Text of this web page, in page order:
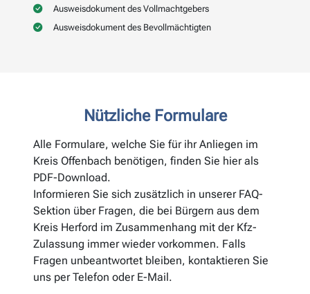
Ausweisdokument des Vollmachtgebers
Ausweisdokument des Bevollmächtigten
Nützliche Formulare
Alle Formulare, welche Sie für ihr Anliegen im
Kreis Offenbach benötigen, finden Sie hier als
PDF-Download.
Informieren Sie sich zusätzlich in unserer FAQ-
Sektion über Fragen, die bei Bürgern aus dem
Kreis Herford im Zusammenhang mit der Kfz-
Zulassung immer wieder vorkommen. Falls
Fragen unbeantwortet bleiben, kontaktieren Sie
uns per Telefon oder E-Mail.